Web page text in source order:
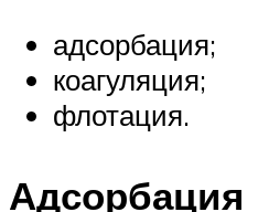
адсорбация;
коагуляция;
флотация.
Адсорбация